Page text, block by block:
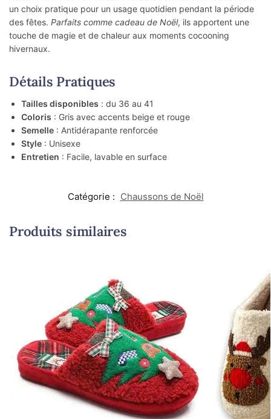
un choix pratique pour un usage quotidien pendant la période
des fêtes. Parfaits comme cadeau de Noël, ils apportent une
touche de magie et de chaleur aux moments cocooning
hivernaux.
Détails Pratiques
Tailles disponibles : du 36 au 41
Coloris : Gris avec accents beige et rouge
Semelle : Antidérapante renforcée
Style : Unisexe
Entretien : Facile, lavable en surface
Catégorie : Chaussons de Noël
Produits similaires